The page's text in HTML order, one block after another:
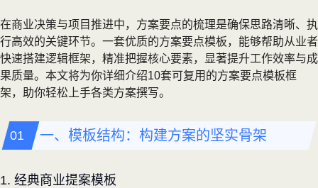
在商业决策与项目推进中，方案要点的梳理是确保思路清晰、执
行高效的关键环节。一套优质的方案要点模板，能够帮助从业者
快速搭建逻辑框架，精准把握核心要素，显著提升工作效率与成
果质量。本文将为你详细介绍10套可复用的方案要点模板框
架，助你轻松上手各类方案撰写。
一、模板结构：构建方案的坚实骨架
1. 经典商业提案模板